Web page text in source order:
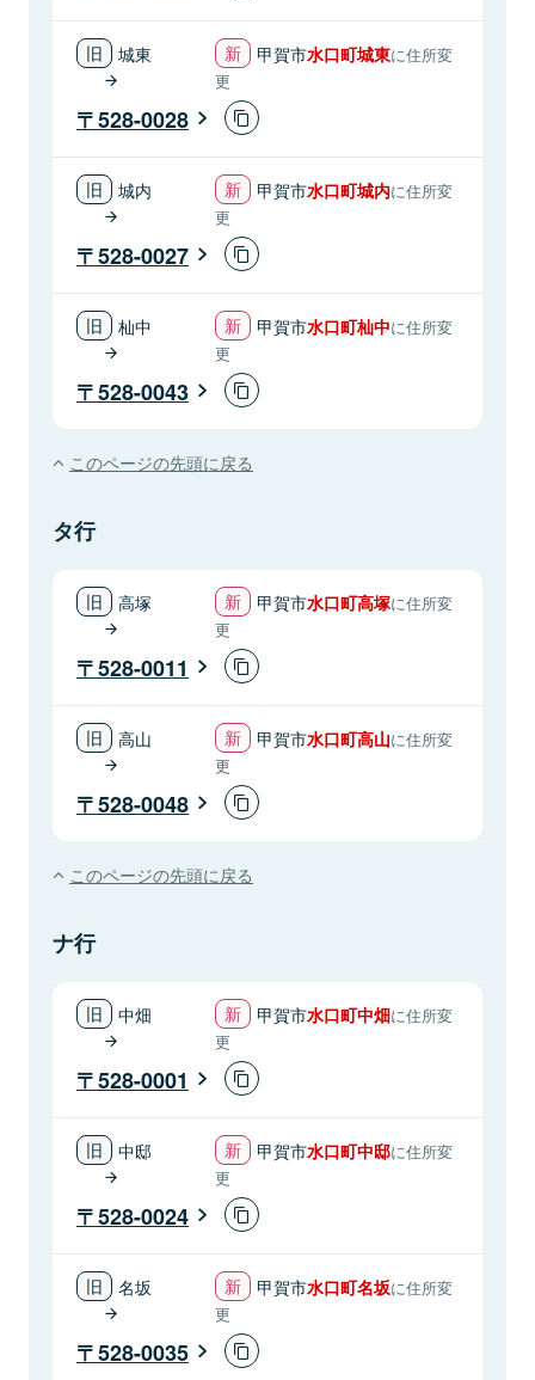
城東 甲賀市水口町城東に住所変
更
528-0028
城内 甲賀市水口町城内に住所変
更
528-0027
杣中 甲賀市水口町杣中に住所変
更
528-0043
このページの先頭に戻る
タ行
高塚 甲賀市水口町高塚に住所変
更
528-0011
高山 甲賀市水口町高山に住所変
更
528-0048
このページの先頭に戻る
ナ行
中畑 甲賀市水口町中畑に住所変
更
528-0001
中邸 甲賀市水口町中邸に住所変
更
528-0024
名坂 甲賀市水口町名坂に住所変
更
528-0035